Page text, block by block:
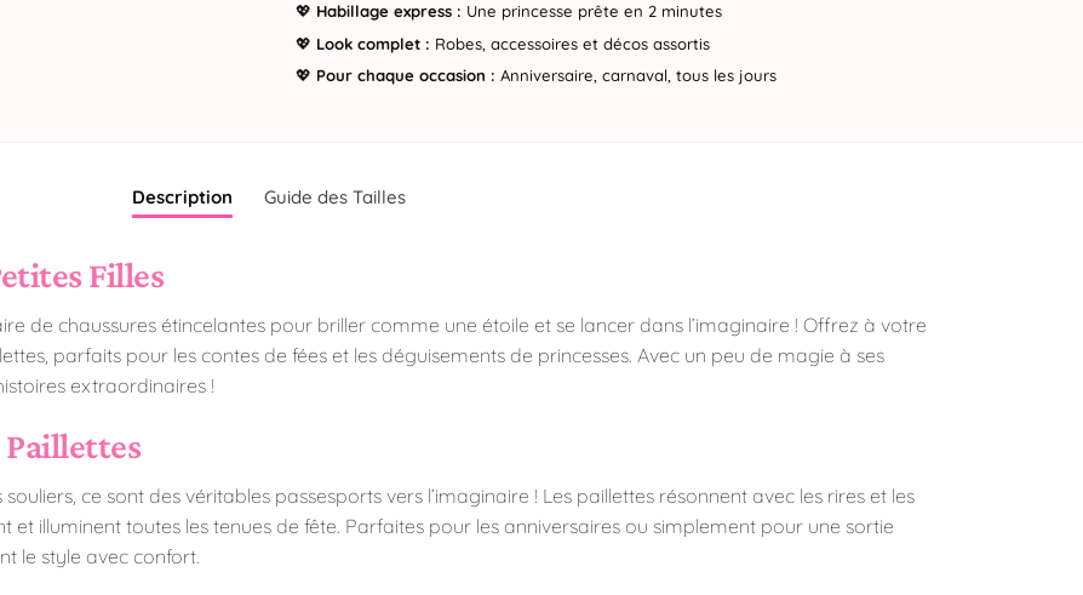
💖 Habillage express : Une princesse prête en 2 minutes
💖 Look complet : Robes, accessoires et décos assortis
💖 Pour chaque occasion : Anniversaire, carnaval, tous les jours
Description Guide des Tailles
Filles
de chaussures étincelantes pour briller comme une étoile et se lancer dans l’imaginaire ! Offrez à votre
parfaits pour les contes de fées et les déguisements de princesses. Avec un peu de magie à ses
extraordinaires !
Paillettes
ce sont des véritables passesports vers l’imaginaire ! Les paillettes résonnent avec les rires et les
et illuminent toutes les tenues de fête. Parfaites pour les anniversaires ou simplement pour une sortie
le style avec confort.